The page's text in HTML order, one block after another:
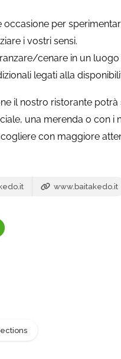
occasione per
i vostri sensi.
cenare in un
legati alla
il nostro ristorante
una merenda o con i
con maggiore
www.baitakedo.it